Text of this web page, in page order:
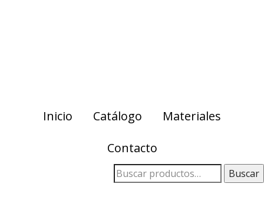
Inicio Catálogo
Materiales
Contacto
Buscar